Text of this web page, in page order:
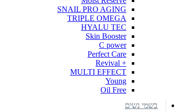
SNAIL PRO AGING
TRIPLE OMEGA
HYALU TEC
Skin Booster
C power
Perfect Care
+ Revival
MULTI EFFECT
Young
Oil Free
בשמי נשים